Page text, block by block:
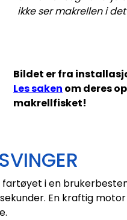
ikke ser makrellen i
Bildet er fra
Les saken om deres
makrellfisket!
i en
En kraftig